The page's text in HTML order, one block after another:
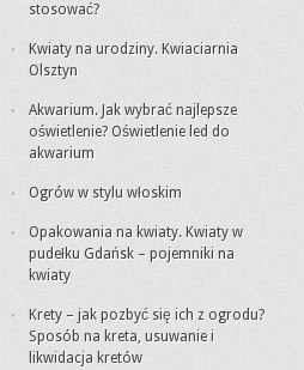
stosować?
Kwiaty na urodziny. Kwiaciarnia
Olsztyn
Akwarium. Jak wybrać najlepsze
oświetlenie? Oświetlenie led do
akwarium
Ogrów w stylu włoskim
Opakowania na kwiaty. Kwiaty w
pudełku Gdańsk – pojemniki na
kwiaty
Krety – jak pozbyć się ich z ogrodu?
Sposób na kreta, usuwanie i
likwidacja kretów